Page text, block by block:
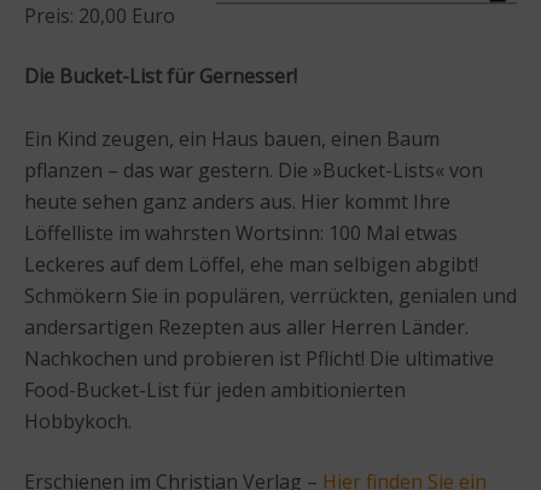
Preis: 20,00 Euro
Die Bucket-List für Gernesser!
Ein Kind zeugen, ein Haus bauen, einen Baum
pflanzen – das war gestern. Die »Bucket-Lists« von
heute sehen ganz anders aus. Hier kommt Ihre
Löffelliste im wahrsten Wortsinn: 100 Mal etwas
Leckeres auf dem Löffel, ehe man selbigen abgibt!
Schmökern Sie in populären, verrückten, genialen und
andersartigen Rezepten aus aller Herren Länder.
Nachkochen und probieren ist Pflicht! Die ultimative
Food-Bucket-List für jeden ambitionierten
Hobbykoch.
Erschienen im Christian Verlag – Hier finden Sie ein